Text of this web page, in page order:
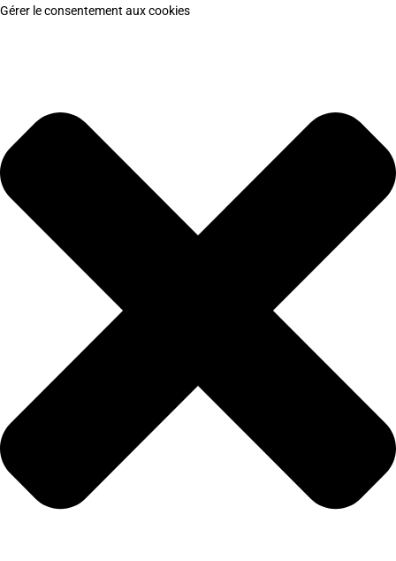
Gérer le consentement aux cookies